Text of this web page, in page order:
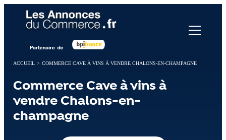
ACCUEIL > COMMERCE CAVE À VINS À VENDRE CHALONS-EN-CHAMPAGNE
Commerce Cave à vins à
vendre Chalons-en-
champagne
Panneau de gestion des cookies